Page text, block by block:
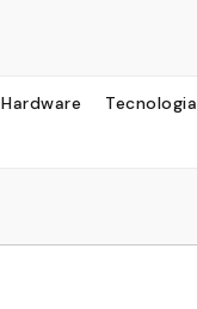
Hardware
Tecnologia